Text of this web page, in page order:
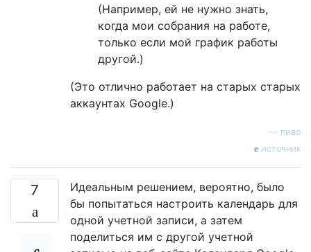
(Например, ей не нужно знать,
когда мои собрания на работе,
только если мой график работы
другой.)
(Это отлично работает на старых старых
аккаунтах Google.)
пиво
источник
7
Идеальным решением, вероятно, было
бы попытаться настроить календарь для
одной учетной записи, а затем
поделиться им с другой учетной